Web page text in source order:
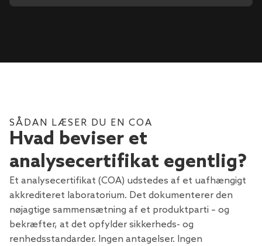
SÅDAN LÆSER DU EN COA
Hvad beviser et
analysecertifikat egentlig?
Et analysecertifikat (COA) udstedes af et uafhængigt
akkrediteret laboratorium. Det dokumenterer den
nøjagtige sammensætning af et produktparti – og
bekræfter, at det opfylder sikkerheds- og
renhedsstandarder. Ingen antagelser. Ingen